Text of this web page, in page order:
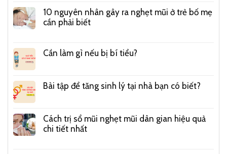
10 nguyên nhân gây ra nghẹt mũi ở trẻ bố mẹ
cần phải biết
Cần làm gì nếu bị bí tiểu?
Bài tập để tăng sinh lý tại nhà bạn có biết?
Cách trị sổ mũi nghẹt mũi dân gian hiệu quả
chi tiết nhất